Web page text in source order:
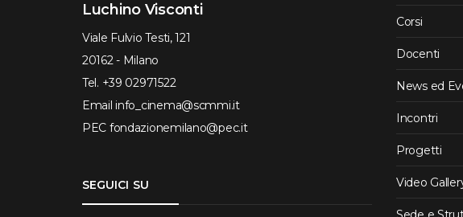
Luchino Visconti
Viale Fulvio Testi, 121
20162 - Milano
Tel. +39 02971522
Email info_cinema@scmmi.it
PEC fondazionemilano@pec.it
SEGUICI SU
Corsi
Docenti
News ed
Incontri
Progetti
Video